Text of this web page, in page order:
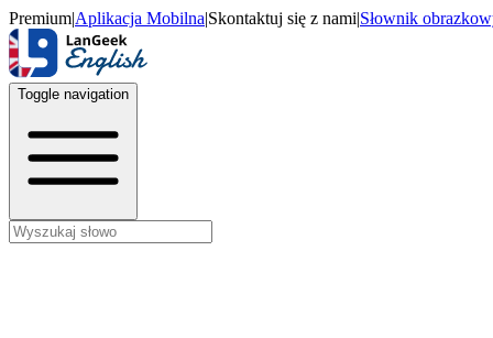
Premium|Aplikacja Mobilna|Skontaktuj się z nami|Słownik
Toggle navigation